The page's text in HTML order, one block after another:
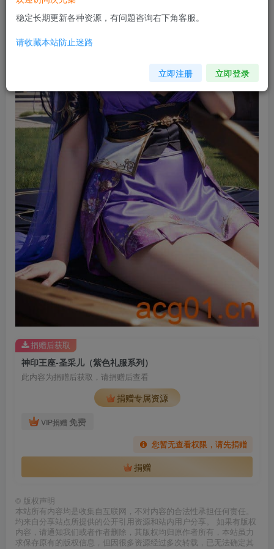
神印王座-圣采儿（紫色礼服系列）
此内容为捐赠后获取，请捐赠后查看
捐赠专属资源
VIP捐赠 免费
您暂无查看权限，请先捐赠
捐赠
捐赠后获取
© 版权声明
本站所有内容均是收集自互联网，不对内容的合法性承担任何责任。
均来自分享站点所提供的公开引用资源和站内用户分享。 如果有版权
内容，请通知我们或者作者删除，其版权均归原作者所有，本站虽力
求保存原有的版权信息，但因很多资源经过多次转载，已无法确定其
稳定长期更新各种资源，有问题咨询右下角客服。
请收藏本站防止迷路
立即注册 立即登录